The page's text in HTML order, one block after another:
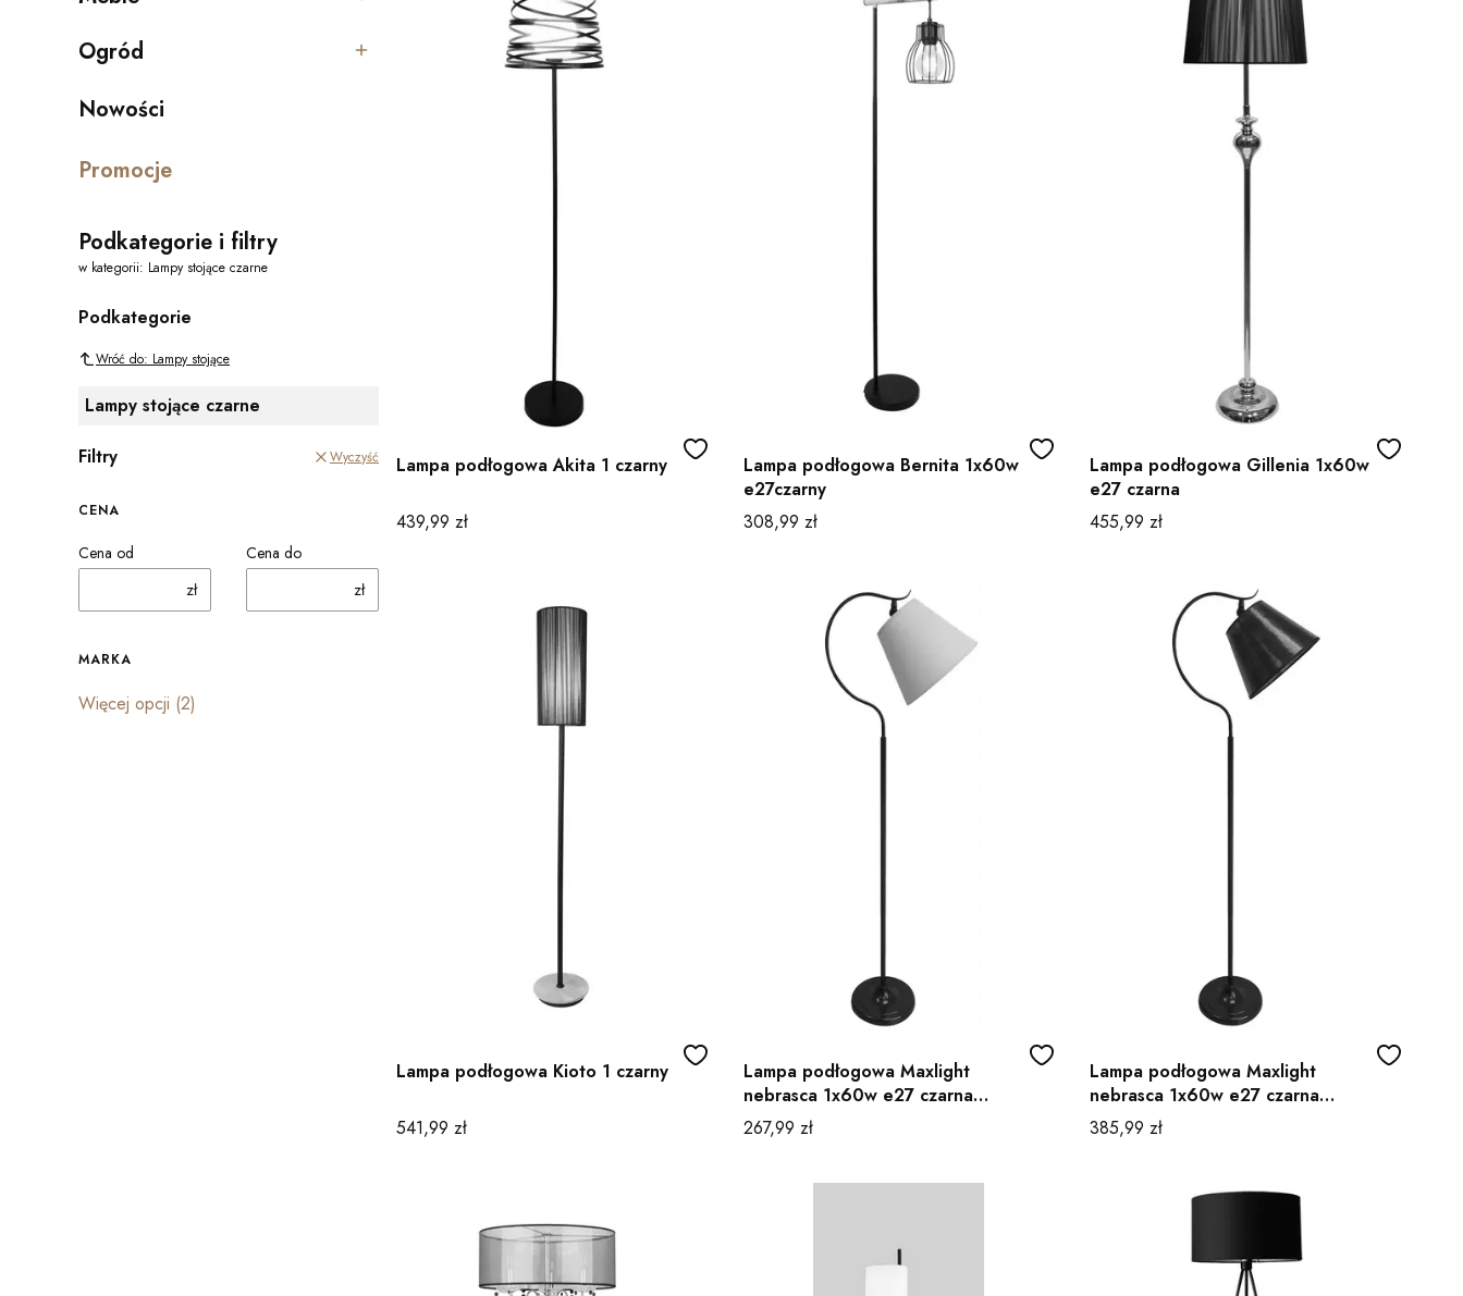
Kategoria - Meble
Kategoria - Ogród
Ogród
Nowości
Promocje
Podkategorie i filtry
w kategorii: Lampy stojące czarne
Podkategorie
Wróć do: Lampy stojące
Lampy stojące czarne
Filtry Wyczyść
CENA
Cena od
zł
Cena do
zł
MARKA
Marka
Więcej opcji (2)
Lampa podłogowa Akita 1 czarny
Cena
439,99 zł
Lampa podłogowa Bernita 1x60w
e27czarny
Cena
308,99 zł
Lampa podłogowa Gillenia 1x60w
e27 czarna
Cena
455,99 zł
Lampa podłogowa Kioto 1 czarny
Cena
541,99 zł
Lampa podłogowa Maxlight
nebrasca 1x60w e27 czarna
abażur beżowy
Cena
267,99 zł
Lampa podłogowa Maxlight
nebrasca 1x60w e27 czarna
abażur brązowy
Cena
385,99 zł